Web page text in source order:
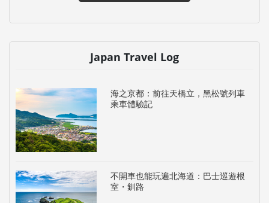
Japan Travel Log
海之京都：前往天橋立，黑松號列車
乘車體驗記
不開車也能玩遍北海道：巴士巡遊根
室・釧路